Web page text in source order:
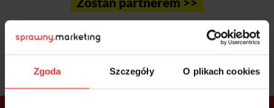
Zgoda Szczegóły O plikach cookies
Sprawdź bonusyi wybierz bilet